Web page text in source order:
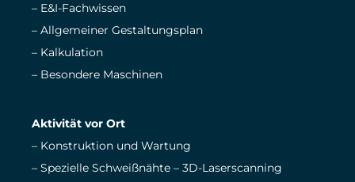
– E&I-Fachwissen
– Allgemeiner Gestaltungsplan
– Kalkulation
– Besondere Maschinen
Aktivität vor Ort
– Konstruktion und Wartung
– Spezielle Schweißnähte – 3D-Laserscanning